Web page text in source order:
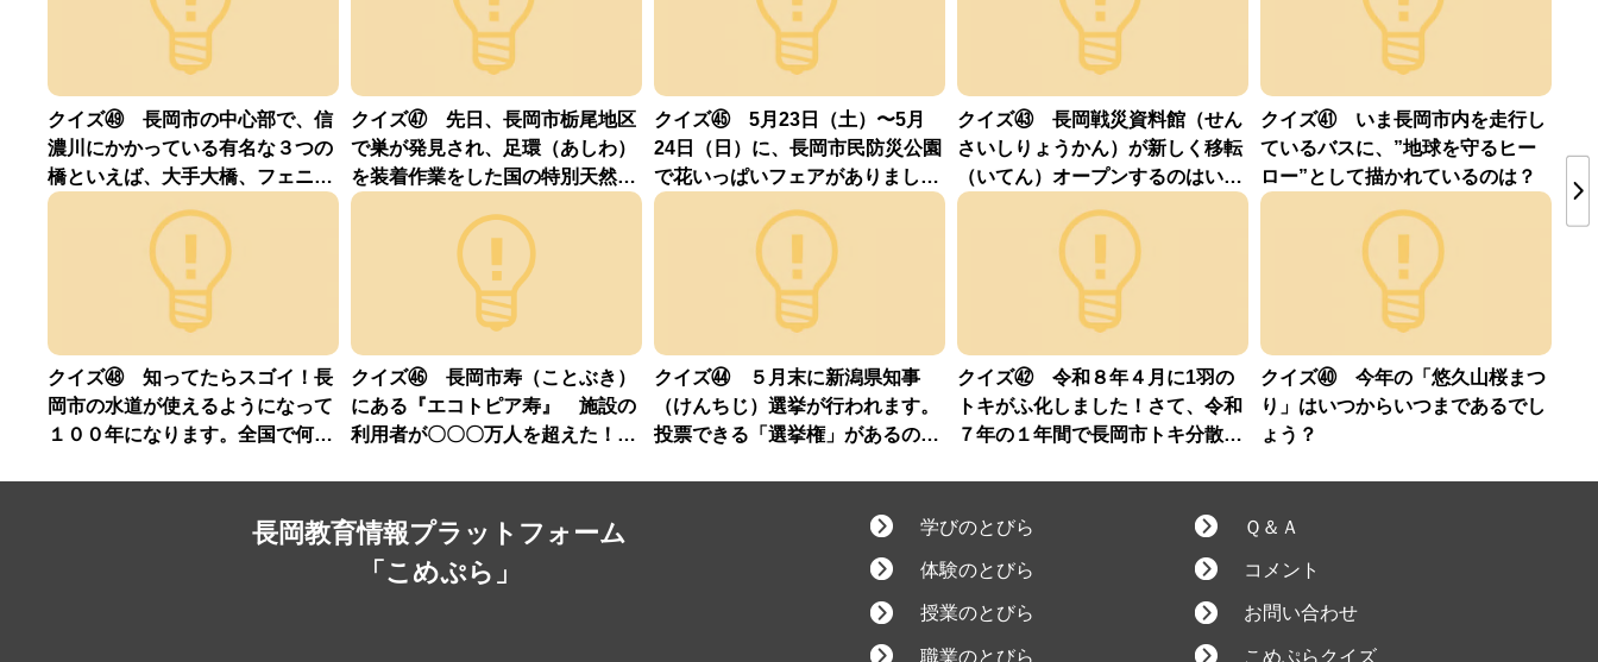
クイズ㊾ 長岡市の中心部で、信
濃川にかかっている有名な３つの
橋といえば、大手大橋、フェニッ
クス大橋、長生橋です。この３つ
の橋を信濃川の「上流（南）」か
ら「下流（北）」へ向かう順番に
正しく並べているものはどれ？
クイズ㊽ 知ってたらスゴイ！長
岡市の水道が使えるようになって
１００年になります。全国で何番
クイズ㊼ 先日、長岡市栃尾地区
で巣が発見され、足環（あしわ）
を装着作業をした国の特別天然記
念物はなんでしょう？
クイズ㊻ 長岡市寿（ことぶき）
にある『エコトピア寿』 施設の
利用者が〇〇〇万人を超えた！さ
クイズ㊺ 5月23日（土）〜5月
24日（日）に、長岡市民防災公園
で花いっぱいフェアがありました
ね。さて、そんな花いっぱいフェ
アは、今年で何回目でしょう？
クイズ㊹ ５月末に新潟県知事
（けんちじ）選挙が行われます。
投票できる「選挙権」があるのは
クイズ㊸ 長岡戦災資料館（せん
さいしりょうかん）が新しく移転
（いてん）オープンするのはいつ
でしょう？
クイズ㊷ 令和８年４月に1羽の
トキがふ化しました！さて、令和
７年の１年間で長岡市トキ分散飼
クイズ㊶ いま長岡市内を走行し
ているバスに、”地球を守るヒー
ロー”として描かれているのは？
クイズ㊵ 今年の「悠久山桜まつ
り」はいつからいつまであるでし
ょう？
長岡教育情報プラットフォーム
「こめぷら」
学びのとびら
体験のとびら
授業のとびら
職業のとびら
Ｑ＆Ａ
コメント
お問い合わせ
こめぷらクイズ